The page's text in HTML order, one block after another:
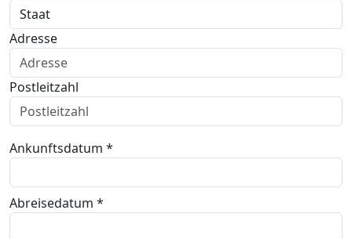
Adresse
Postleitzahl
Ankunftsdatum *
Abreisedatum *